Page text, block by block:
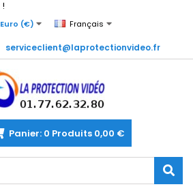
Euro (€) Français
serviceclient@laprotectionvideo.fr
Panier: 0 Produits 0,00 €